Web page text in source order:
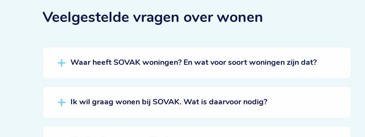
Veelgestelde vragen over wonen
Waar heeft SOVAK woningen? En wat voor soort woningen zijn dat?
Ik wil graag wonen bij SOVAK. Wat is daarvoor nodig?